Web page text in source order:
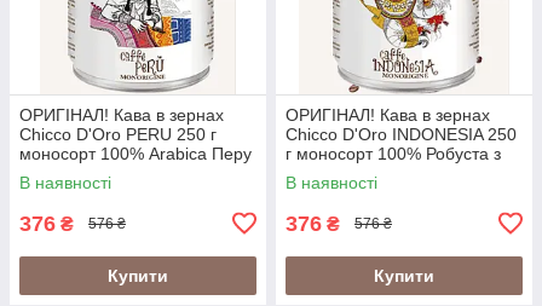
ОРИГІНАЛ! Кава в зернах
Chicco D'Oro PERU 250 г
моносорт 100% Arabica Перу
у металевій банці
(Швейцарія)
В наявності
376 ₴ 576 ₴
Купити
ОРИГІНАЛ! Кава в зернах
Chicco D'Oro INDONESIA 250
г моносорт 100% Робуста з
вулканічних ґрунтів Індонезії
у банці (Швейцарія)
В наявності
376 ₴ 576 ₴
Купити